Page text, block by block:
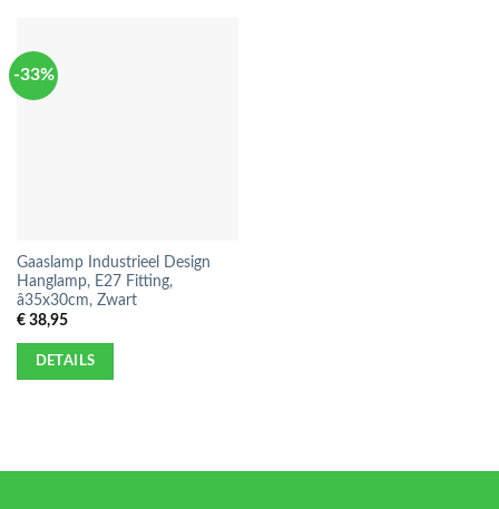
-33%
Gaaslamp Industrieel Design
Hanglamp, E27 Fitting,
â35x30cm, Zwart
€38,95
DETAILS